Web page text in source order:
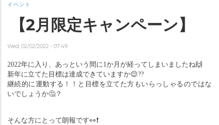
イベント
【2月限定キャンペーン】
Wed, 02/02/2022 - 07:49
2022年に入り、あっという間に1か月が経ってしまいましたね🙌
新年に立てた目標は達成できていますか😌??
継続的に運動する！！と目標を立てた方もいらっしゃるのではな
いでしょうか🤔 ？
そんな方にとって朗報です👀❗️